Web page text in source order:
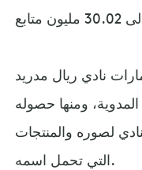
نادي ريال مدريد
ومنها حصوله
النادي لصوره والمنتجات
التي تحمل اسمه.